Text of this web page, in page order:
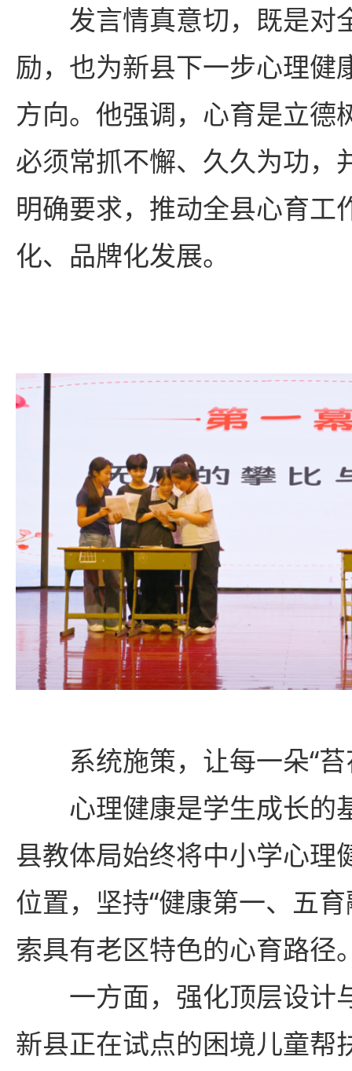
发言情真意切，既是对
励，也为新县下一步心理健
方向。他强调，心育是立德
必须常抓不懈、久久为功，
明确要求，推动全县心育工
化、品牌化发展。
系统施策，让每一朵“
心理健康是学生成长的
县教体局始终将中小学心理
位置，坚持“健康第一、五
索具有老区特色的心育路径
一方面，强化顶层设计
新县正在试点的困境儿童帮